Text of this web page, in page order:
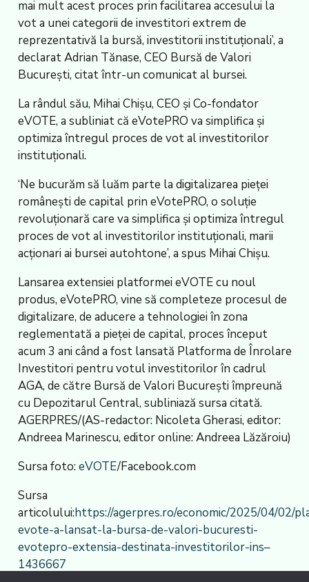
mai mult acest proces prin facilitarea accesului la
vot a unei categorii de investitori extrem de
reprezentativă la bursă, investitorii instituționali’, a
declarat Adrian Tănase, CEO Bursă de Valori
București, citat într-un comunicat al bursei.
La rândul său, Mihai Chișu, CEO și Co-fondator
eVOTE, a subliniat că eVotePRO va simplifica și
optimiza întregul proces de vot al investitorilor
instituționali.
‘Ne bucurăm să luăm parte la digitalizarea pieței
românești de capital prin eVotePRO, o soluție
revoluționară care va simplifica și optimiza întregul
proces de vot al investitorilor instituționali, marii
acționari ai bursei autohtone’, a spus Mihai Chișu.
Lansarea extensiei platformei eVOTE cu noul
produs, eVotePRO, vine să completeze procesul de
digitalizare, de aducere a tehnologiei în zona
reglementată a pieței de capital, proces început
acum 3 ani când a fost lansată Platforma de Înrolare
Investitori pentru votul investitorilor în cadrul
AGA, de către Bursă de Valori București împreună
cu Depozitarul Central, subliniază sursa citată.
AGERPRES/(AS-redactor: Nicoleta Gherasi, editor:
Andreea Marinescu, editor online: Andreea Lăzăroiu)
Sursa foto:eVOTE/Facebook.com
Sursa
articolului:https://agerpres.ro/economic/2025/04/02/
evote-a-lansat-la-bursa-de-valori-bucuresti-
evotepro-extensia-destinata-investitorilor-ins–
1436667